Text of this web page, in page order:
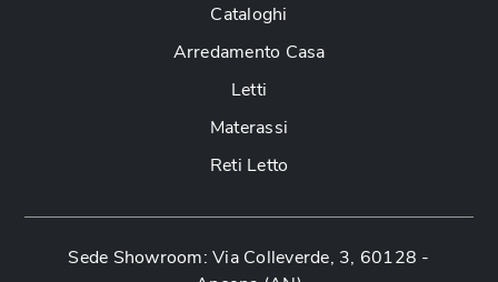
Cataloghi
Arredamento Casa
Letti
Materassi
Reti Letto
Sede Showroom: Via Colleverde, 3, 60128 -